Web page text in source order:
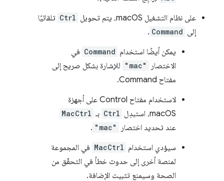
على نظام التشغيل macOS، يتم تحويل
Ctrl تلقائيًا
إلى Command
.
يمكن أيضًا استخدام Command في
الاختصار
"mac" للإشارة بشكل صريح إلى
مفتاح Command.
لاستخدام مفتاح Control على أجهزة
macOS، استبدِل
Ctrl بـ MacCtrl
عند تحديد اختصار "mac"
.
سيؤدي استخدام MacCtrl في المجموعة
لمنصة أخرى إلى حدوث خطأ في التحقّق من
الصحة وسيمنع تثبيت الإضافة.